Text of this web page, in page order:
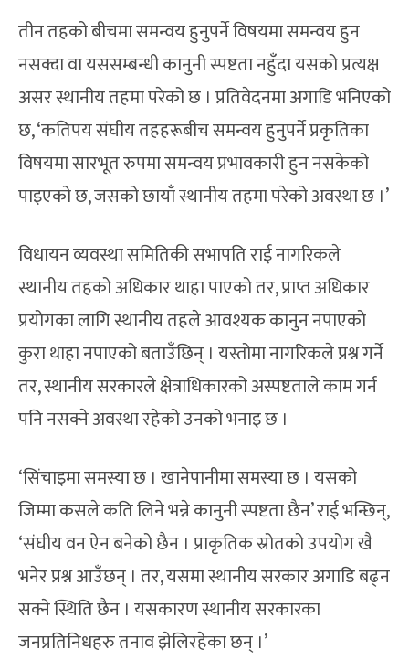
तीन तहको बीचमा समन्वय हुनुपर्ने विषयमा समन्वय हुन
नसक्दा वा यससम्बन्धी कानुनी स्पष्टता नहुँदा यसको प्रत्यक्ष
असर स्थानीय तहमा परेको छ । प्रतिवेदनमा अगाडि भनिएको
छ, ‘कतिपय संघीय तहहरूबीच समन्वय हुनुपर्ने प्रकृतिका
विषयमा सारभूत रुपमा समन्वय प्रभावकारी हुन नसकेको
पाइएको छ, जसको छायाँ स्थानीय तहमा परेको अवस्था छ ।’
विधायन व्यवस्था समितिकी सभापति राई नागरिकले
स्थानीय तहको अधिकार थाहा पाएको तर, प्राप्त अधिकार
प्रयोगका लागि स्थानीय तहले आवश्यक कानुन नपाएको
कुरा थाहा नपाएको बताउँछिन् । यस्तोमा नागरिकले प्रश्न गर्ने
तर, स्थानीय सरकारले क्षेत्राधिकारको अस्पष्टताले काम गर्न
पनि नसक्ने अवस्था रहेको उनको भनाइ छ ।
‘सिंचाइमा समस्या छ । खानेपानीमा समस्या छ । यसको
जिम्मा कसले कति लिने भन्ने कानुनी स्पष्टता छैन’ राई भन्छिन्,
‘संघीय वन ऐन बनेको छैन । प्राकृतिक स्रोतको उपयोग खै
भनेर प्रश्न आउँछन् । तर, यसमा स्थानीय सरकार अगाडि बढ्न
सक्ने स्थिति छैन । यसकारण स्थानीय सरकारका
जनप्रतिनिधहरु तनाव झेलिरहेका छन् ।’